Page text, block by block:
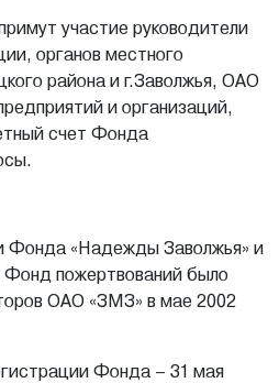
участие руководители
органов местного
района и г.Заволжья, ОАО
и организаций,
счет Фонда
Фонда «Надежды Заволжья» и
пожертвований было
ОАО «ЗМЗ» в мае 2002
Фонда – 31 мая